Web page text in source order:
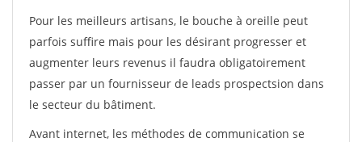
Pour les meilleurs artisans, le bouche à oreille peut
parfois suffire mais pour les désirant progresser et
augmenter leurs revenus il faudra obligatoirement
passer par un fournisseur de leads prospectsion dans
le secteur du bâtiment.
Avant internet, les méthodes de communication se